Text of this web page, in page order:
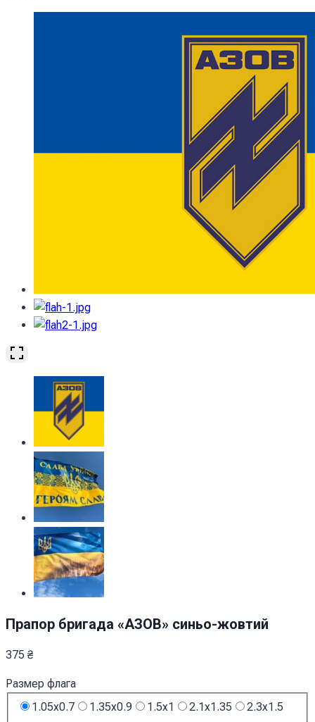
Прапор бригада «АЗОВ» синьо-жовтий
375 ₴
Размер флага
1.05x0.7
1.35x0.9 1.5x1 2.1x1.35
2.3x1.5